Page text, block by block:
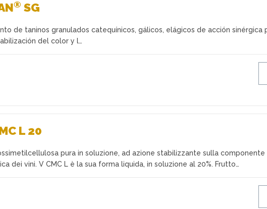
® SG
de taninos granulados catequínicos, gálicos, elágicos de acción sinérgica
del color y l…
L 20
pura in soluzione, ad azione stabilizzante sulla componente
dei vini. V CMC L è la sua forma liquida, in soluzione al 20%. Frutto…